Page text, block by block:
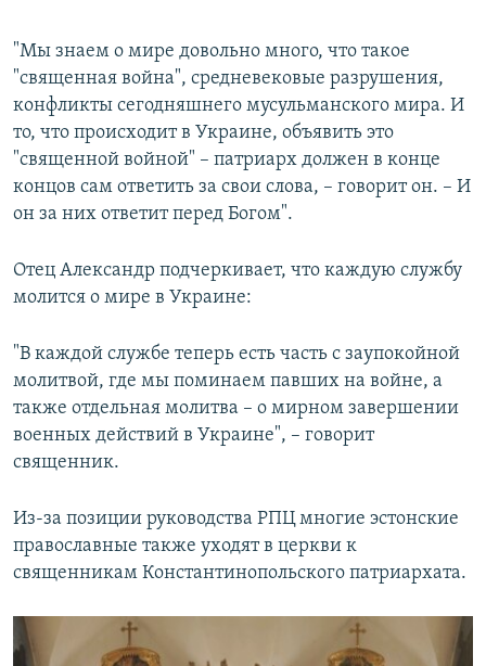
"Мы знаем о мире довольно много, что такое
"священная война", средневековые разрушения,
конфликты сегодняшнего мусульманского мира. И
то, что происходит в Украине, объявить это
"священной войной" – патриарх должен в конце
концов сам ответить за свои слова, – говорит он. – И
он за них ответит перед Богом".
Отец Александр подчеркивает, что каждую службу
молится о мире в Украине:
"В каждой службе теперь есть часть c заупокойной
молитвой, где мы поминаем павших на войне, а
также отдельная молитва – о мирном завершении
военных действий в Украине", – говорит
священник.
Из-за позиции руководства РПЦ многие эстонские
православные также уходят в церкви к
священникам Константинопольского патриархата.